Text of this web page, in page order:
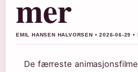
mer
EMIL HANSEN HALVORSEN • 2026-06-29
De færreste